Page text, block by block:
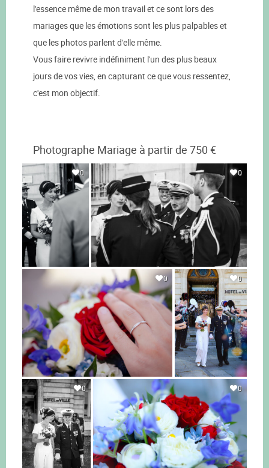
l'essence même de mon travail et ce sont lors des
mariages que les émotions sont les plus palpables et
que les photos parlent d'elle même.
Vous faire revivre indéfiniment l'un des plus beaux
jours de vos vies, en capturant ce que vous ressentez,
c'est mon objectif.
Photographe Mariage à partir de 750 €
0 0
0 0
0 0